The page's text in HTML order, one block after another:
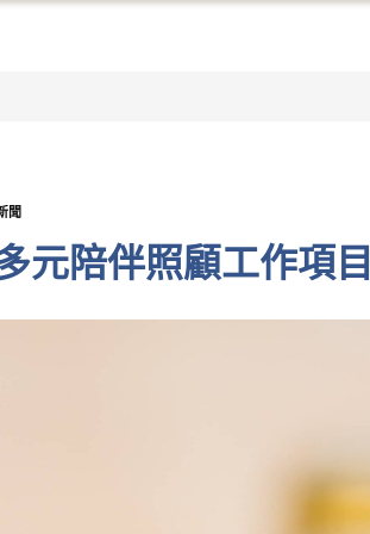
聞
元陪伴照顧工作項目